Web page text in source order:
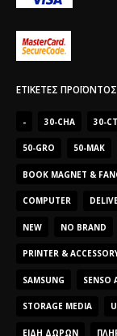
ΕΤΙΚΈΤΕΣ ΠΡΟΪΌΝΤΟΣ
- 30-CHA 30-
50-GRO 50-MAK
BOOK MAGNET &
COMPUTER
NEW NO BRAND
PRINTER &
SAMSUNG SENSO
STORAGE MEDIA
ΕΊΔΗ ΔΏΡΩΝ